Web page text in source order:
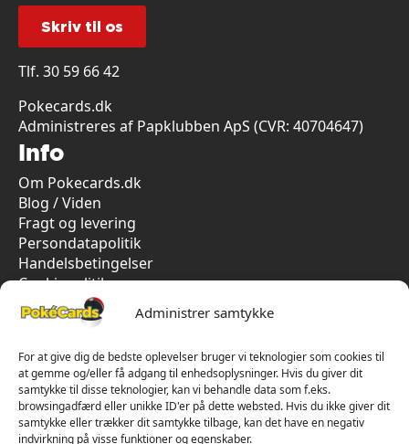
Administrer samtykke
For at give dig de bedste oplevelser bruger vi teknologier som cookies til
at gemme og/eller få adgang til enhedsoplysninger. Hvis du giver dit
samtykke til disse teknologier, kan vi behandle data som f.eks.
browsingadfærd eller unikke ID'er på dette websted. Hvis du ikke giver dit
samtykke eller trækker dit samtykke tilbage, kan det have en negativ
indvirkning på visse funktioner og egenskaber.
Skriv til os
Tlf. 30 59 66 42
Pokecards.dk
Administreres af Papklubben ApS (CVR: 40704647)
Info
Om Pokecards.dk
Blog / Viden
Fragt og levering
Persondatapolitik
Handelsbetingelser
Cookiepolitik
Vi har kun 5-stjernet anmeldelser på Trustpilot